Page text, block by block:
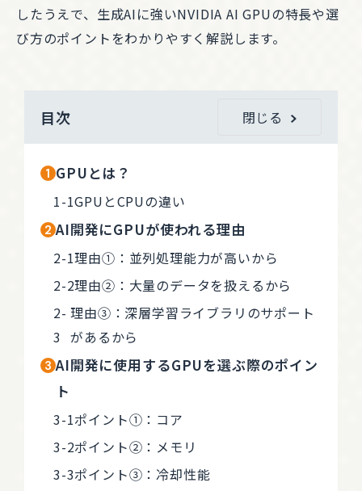
したうえで、生成AIに強いNVIDIA AI GPUの特長や選
び方のポイントをわかりやすく解説します。
目次 閉じる
GPUとは？
GPUとCPUの違い
AI開発にGPUが使われる理由
理由①：並列処理能力が高いから
理由②：大量のデータを扱えるから
理由③：深層学習ライブラリのサポート
があるから
AI開発に使用するGPUを選ぶ際のポイン
ト
ポイント①：コア
ポイント②：メモリ
ポイント③：冷却性能